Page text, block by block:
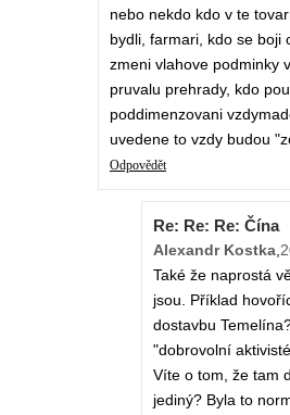
nebo nekdo kdo v te
bydli, farmari, kdo se boji
zmeni vlahove podminky
pruvalu prehrady, kdo
poddimenzovani
uvedene to vzdy budou
Odpovědět
Re: Re: Re: Čína
Alexandr Kostka,
Také že naprostá
jsou. Příklad
dostavbu
"dobrovolní
Víte o tom, že tam
jediný? Byla to